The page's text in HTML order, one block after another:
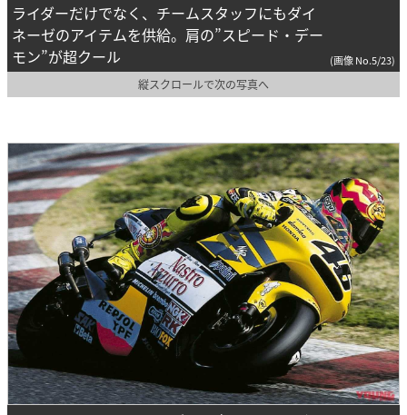
ライダーだけでなく、チームスタッフにもダイ
ネーゼのアイテムを供給。肩の”スピード・デー
モン”が超クール
(画像 No.5/23)
縦スクロールで次の写真へ